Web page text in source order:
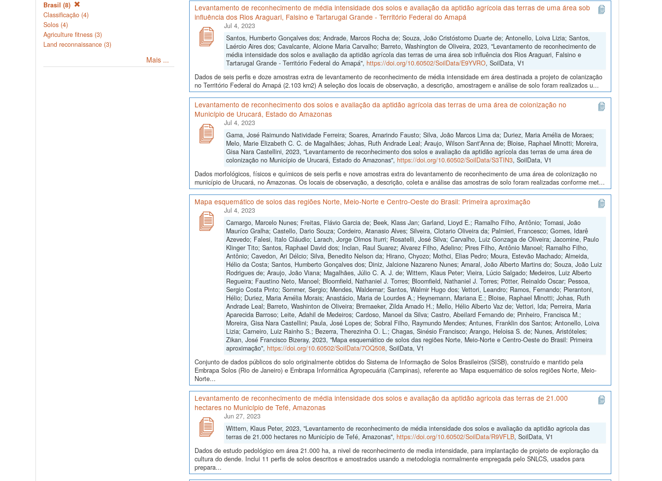
Brasil (8)
Classificação (4)
Solos (4)
Agriculture fitness (3)
Land reconnaissance (3)
Mais ...
Levantamento de reconhecimento de média intensidade dos solos e avaliação da aptidão agrícola das terras de uma área sob
influência dos Rios Araguari, Falsino e Tartarugal Grande - Território Federal do Amapá
Jul 4, 2023
Santos, Humberto Gonçalves dos; Andrade, Marcos Rocha de; Souza, João Cristóstomo Duarte de; Antonello, Loiva Lizia; Santos,
Laércio Aires dos; Cavalcante, Alcione Maria Carvalho; Barreto, Washington de Oliveira, 2023, "Levantamento de reconhecimento de
média intensidade dos solos e avaliação da aptidão agrícola das terras de uma área sob influência dos Rios Araguari, Falsino e
Tartarugal Grande - Território Federal do Amapá", https://doi.org/10.60502/SoilData/E9YVRO, SoilData, V1
Dados de seis perfis e doze amostras extra de levantamento de reconhecimento de média intensidade em área destinada a projeto de colanização
no Território Federal do Amapá (2.103 km2) A seleção dos locais de observação, a descrição, amostragem e análise de solo foram realizados u...
Levantamento de reconhecimento dos solos e avaliação da aptidão agrícola das terras de uma área de colonização no
Município de Urucará, Estado do Amazonas
Jul 4, 2023
Gama, José Raimundo Natividade Ferreira; Soares, Amarindo Fausto; Silva, João Marcos Lima da; Duriez, Maria Amélia de Moraes;
Melo, Marie Elizabeth C. C. de Magalhães; Johas, Ruth Andrade Leal; Araujo, Wilson Sant'Anna de; Bloise, Raphael Minotti; Moreira,
Gisa Nara Castellini, 2023, "Levantamento de reconhecimento dos solos e avaliação da aptidão agrícola das terras de uma área de
colonização no Município de Urucará, Estado do Amazonas", https://doi.org/10.60502/SoilData/S3TIN3, SoilData, V1
Dados morfológicos, físicos e químicos de seis perfis e nove amostras extra do levantamento de reconhecimento de uma área de colonização no
município de Urucará, no Amazonas. Os locais de observação, a descrição, coleta e análise das amostras de solo foram realizadas conforme met...
Mapa esquemático de solos das regiões Norte, Meio-Norte e Centro-Oeste do Brasil: Primeira aproximação
Jul 4, 2023
Camargo, Marcelo Nunes; Freitas, Flávio Garcia de; Beek, Klass Jan; Garland, Lioyd E.; Ramalho Filho, Antônio; Tomasi, João
Mauríco Gralha; Castello, Dario Souza; Cordeiro, Atanasio Alves; Silveira, Clotario Oliveira da; Palmieri, Francesco; Gomes, Idarê
Azevedo; Falesi, Italo Cláudio; Larach, Jorge Olmos Iturri; Rosatelli, José Silva; Carvalho, Luiz Gonzaga de Oliveira; Jacomine, Paulo
Klinger Tito; Santos, Raphael David dos; Inclan, Raul Suarez; Alvarez Filho, Adelino; Pires Filho, Antônio Manoel; Ramalho Filho,
Antônio; Cavedon, Ari Délcio; Silva, Benedito Nelson da; Hirano, Chyozo; Mothci, Elias Pedro; Moura, Estevão Machado; Almeida,
Hélio da Costa; Santos, Humberto Gonçalves dos; Diniz, Jalcione Nazareno Nunes; Amaral, João Alberto Martins do; Souza, João Luiz
Rodrigues de; Araujo, João Viana; Magalhães, Júlio C. A. J. de; Wittern, Klaus Peter; Vieira, Lúcio Salgado; Medeiros, Luiz Alberto
Regueira; Faustino Neto, Manoel; Bloomfield, Nathaniel J. Torres; Bloomfield, Nathaniel J. Torres; Pötter, Reinaldo Oscar; Pessoa,
Sergio Costa Pinto; Sommer, Sergio; Mendes, Waldemar; Santos, Walmir Hugo dos; Vettori, Leandro; Ramos, Fernando; Pierantoni,
Hélio; Duriez, Maria Amélia Morais; Anastácio, Maria de Lourdes A.; Heynemann, Mariana E.; Bloise, Raphael Minotti; Johas, Ruth
Andrade Leal; Barreto, Washinton de Oliveira; Bremaeker, Zilda Amado H.; Mello, Hélio Alberto Vaz de; Vettori, Ida; Perreira, Maria
Aparecida Barroso; Leite, Adahil de Medeiros; Cardoso, Manoel da Silva; Castro, Abeilard Fernando de; Pinheiro, Francisca M.;
Moreira, Gisa Nara Castellini; Paula, José Lopes de; Sobral Filho, Raymundo Mendes; Antunes, Franklin dos Santos; Antonello, Loiva
Lizia; Carneiro, Luiz Rainho S.; Bezerra, Therezinha O. L.; Chagas, Sinésio Francisco; Arango, Heloisa S. de; Nunes, Aristóteles;
Zikan, José Francisco Bizeray, 2023, "Mapa esquemático de solos das regiões Norte, Meio-Norte e Centro-Oeste do Brasil: Primeira
aproximação", https://doi.org/10.60502/SoilData/7OQ508, SoilData, V1
Conjunto de dados públicos do solo originalmente obtidos do Sistema de Informação de Solos Brasileiros (SISB), construído e mantido pela
Embrapa Solos (Rio de Janeiro) e Embrapa Informática Agropecuária (Campinas), referente ao 'Mapa esquemático de solos regiões Norte, Meio-
Norte...
Levantamento de reconhecimento de média intensidade dos solos e avaliação da aptidão agricola das terras de 21.000
hectares no Município de Tefé, Amazonas
Jun 27, 2023
Wittern, Klaus Peter, 2023, "Levantamento de reconhecimento de média intensidade dos solos e avaliação da aptidão agricola das
terras de 21.000 hectares no Município de Tefé, Amazonas", https://doi.org/10.60502/SoilData/R9VFLB, SoilData, V1
Dados de estudo pedológico em área 21.000 ha, a nivel de reconhecimento de media intensidade, para implantação de projeto de exploração da
cultura do dende. Inclui 11 perfis de solos descritos e amostrados usando a metodologia normalmente empregada pelo SNLCS, usados para
prepara...